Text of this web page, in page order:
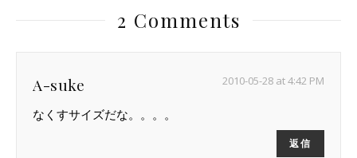
2 Comments
A-suke 2010-05-28 at 4:42 PM
なくすサイズだな。。。。
返信